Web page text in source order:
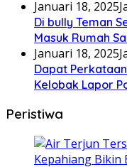
Januari 18, 2025
Di bully Teman
Masuk Rumah
Januari 18, 2025
Dapat
Kelobak Lapor
Peristiwa